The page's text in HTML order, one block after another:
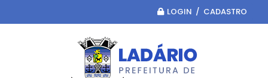
LOGIN / CADASTRO